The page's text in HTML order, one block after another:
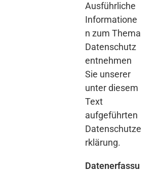
Ausführliche
Informatione
n zum Thema
Datenschutz
entnehmen
Sie unserer
unter diesem
Text
aufgeführten
Datenschutze
rklärung.
Datenerfassu